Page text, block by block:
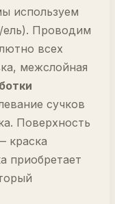
используем
ель). Проводим
всех
межслойная
сучков
Поверхность
краска
приобретает